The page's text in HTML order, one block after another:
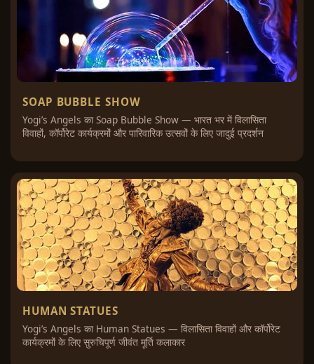
SOAP BUBBLE SHOW
Yogi’s Angels का Soap Bubble Show — भारत भर में विलासिता
विवाहों, कॉर्पोरेट कार्यक्रमों और पारिवारिक उत्सवों के लिए जादुई प्रदर्शन
HUMAN STATUES
Yogi’s Angels का Human Statues — विलासिता विवाहों और कॉर्पोरेट
कार्यक्रमों के लिए सुरुचिपूर्ण जीवंत मूर्ति कलाकार